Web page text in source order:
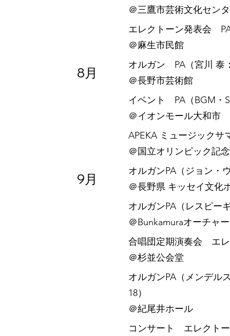
＠三鷹市芸術文化セン
エレクトーン発表会
​＠麻生市民館
オルガン PA（宮川 泰
​＠長野市芸術館
8月
イベント PA（BGM・
​＠イオンモール大和市
APEKA ミュージック
＠国立オリンピック記
オルガンPA（ジョン・
＠長野県 キッセイ文化
9月
オルガンPA（レスピー
＠Bunkamuraオーチャ
合唱団定期演奏会 エレ
​＠杉並公会堂
オルガンPA（メンデル
18）
​＠紀尾井ホール
コンサート エレクトー